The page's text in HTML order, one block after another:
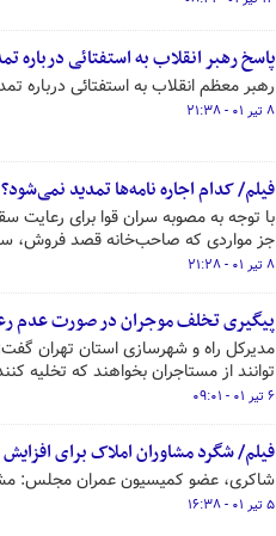
پاسخ رهبر انقلاب به استفتائی درباره
رهبر معظم انقلاب به استفتائی درباره تمدید
۸ تیر ۰۱ - ۲۱:۳۸
فیلم/ کدام اجاره نامه‌ها تمدید نمی‌شود؟
جز مواردی که صاحب‌خانه قصد فروش،
۸ تیر ۰۱ - ۲۱:۲۸
پیگیری تخلف موجران در صورت عدم
مدیرکل راه و شهرسازی استان تهران
توانند از مستاجران بخواهند که تخلیه
۶ تیر ۰۱ - ۰۹:۰۱
فیلم/ شگرد مشاوران املاک برای افزایش
شاکری، عضو کمیسیون عمران مجلس:
۵ تیر ۰۱ - ۱۶:۳۸